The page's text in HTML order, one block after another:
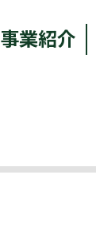
事業紹介